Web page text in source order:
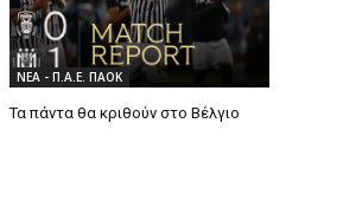
ΝΕΑ - Π.Α.Ε. ΠΑΟΚ
Τα πάντα θα κριθούν στο Βέλγιο